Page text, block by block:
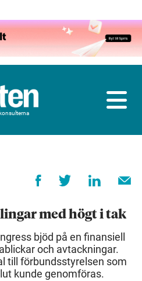
med högt i tak
bjöd på en finansiell
och avtackningar.
till förbundsstyrelsen som
kunde genomföras.